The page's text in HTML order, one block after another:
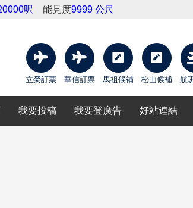
呎 能見度9999 公尺
立榮訂票 華信訂票 馬祖候補 松山候補 航
我要投稿 我要登廣告 好站連結